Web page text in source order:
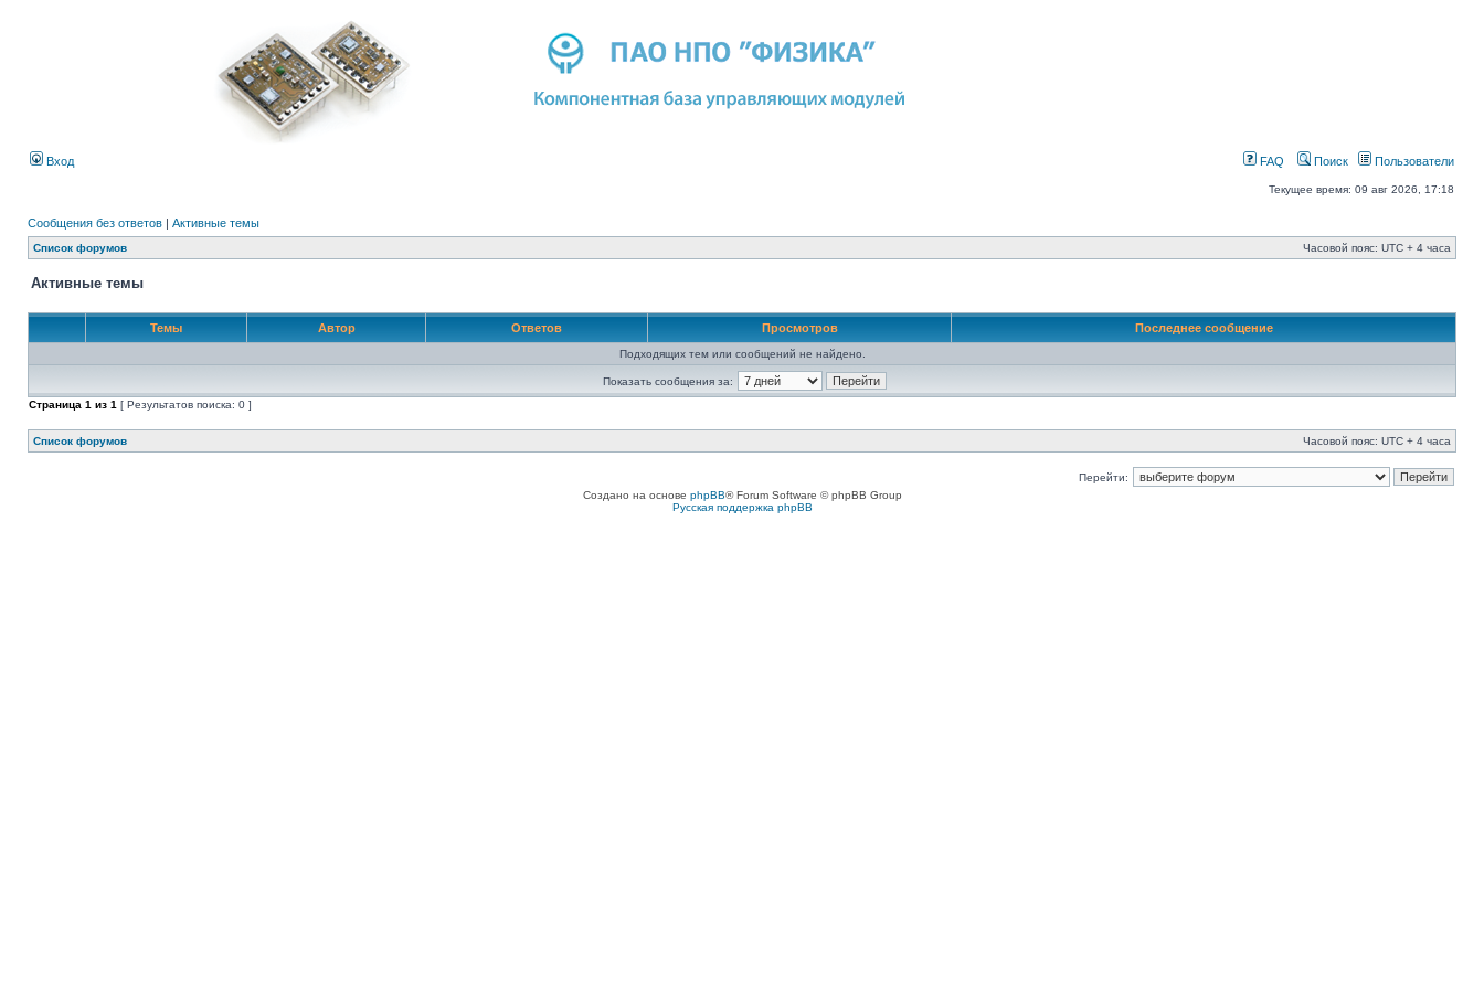
Вход FAQ Поиск Пользователи
Текущее время: 09 авг 2026, 17:18
Сообщения без ответов | Активные темы
Список форумов Часовой пояс: UTC + 4 часа
Активные темы
Темы Автор Ответов Просмотров Последнее сообщение
Подходящих тем или сообщений не найдено.
Показать сообщения за:
Страница 1 из 1 [ Результатов поиска: 0 ]
Список форумов Часовой пояс: UTC + 4 часа
Перейти:
Создано на основе phpBB® Forum Software © phpBB Group
Русская поддержка phpBB